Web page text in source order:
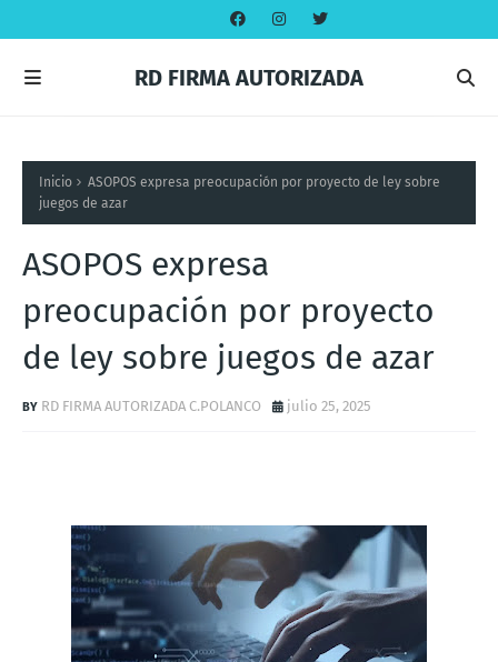
RD FIRMA AUTORIZADA
Inicio
ASOPOS expresa preocupación por proyecto de ley sobre
juegos de azar
ASOPOS expresa
preocupación por proyecto
de ley sobre juegos de azar
RD FIRMA AUTORIZADA C.POLANCO julio 25, 2025